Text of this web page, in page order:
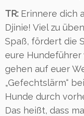
TR: Erinnere dich
Djinie! Viel zu
Spaß, fördert die
eure
gehen auf euer
„Gefechtslärm“
Hunde durch
Das heißt, dass